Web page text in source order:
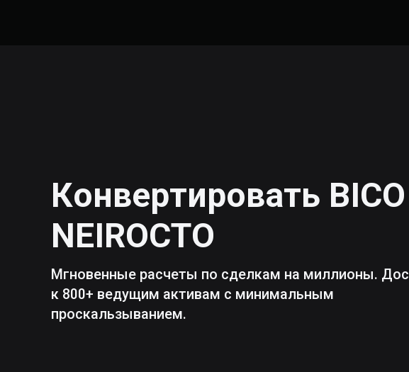
Конвертировать BICO
NEIROCTO
Мгновенные расчеты по сделкам на миллионы.
к 800+ ведущим активам с минимальным
проскальзыванием.